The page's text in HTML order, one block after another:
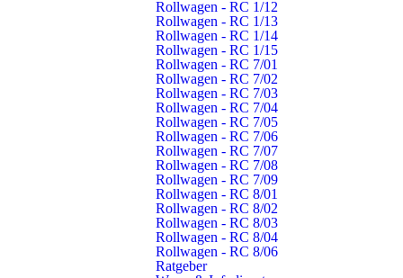
Rollwagen - RC 1/12
Rollwagen - RC 1/13
Rollwagen - RC 1/14
Rollwagen - RC 1/15
Rollwagen - RC 7/01
Rollwagen - RC 7/02
Rollwagen - RC 7/03
Rollwagen - RC 7/04
Rollwagen - RC 7/05
Rollwagen - RC 7/06
Rollwagen - RC 7/07
Rollwagen - RC 7/08
Rollwagen - RC 7/09
Rollwagen - RC 8/01
Rollwagen - RC 8/02
Rollwagen - RC 8/03
Rollwagen - RC 8/04
Rollwagen - RC 8/06
Ratgeber
Grundausbildung erfolgreich
Samstag, 19. November 2022, 15.05 Uhr
19 neue Atemschutzgeräteträger –
Lehrgang erfolgreich abgeschlossen!
Dienstag, 15. Juli 2025, 06.27 Uhr